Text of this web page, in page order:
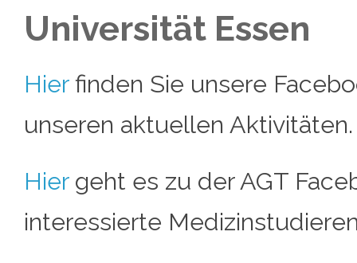
Universität Essen
Hierfinden Sie unsere
unseren aktuellen Aktivitäten.
Hiergeht es zu der AGT
interessierte